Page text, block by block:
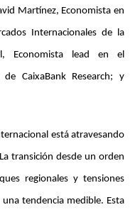
Martínez, Economista en
Internacionales de la
Economista lead en el
CaixaBank Research; y
está atravesando
transición desde un orden
regionales y tensiones
tendencia medible. Esta